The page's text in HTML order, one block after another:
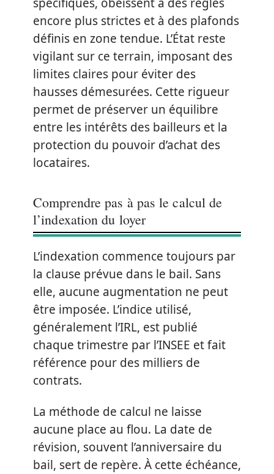
encore plus strictes et à des plafonds
définis en zone tendue. L’État reste
vigilant sur ce terrain, imposant des
limites claires pour éviter des
hausses démesurées. Cette rigueur
permet de préserver un équilibre
entre les intérêts des bailleurs et la
protection du pouvoir d’achat des
locataires.
Comprendre pas à pas le calcul de
l’indexation du loyer
L’indexation commence toujours par
la clause prévue dans le bail. Sans
elle, aucune augmentation ne peut
être imposée. L’indice utilisé,
généralement l’IRL, est publié
chaque trimestre par l’INSEE et fait
référence pour des milliers de
contrats.
La méthode de calcul ne laisse
aucune place au flou. La date de
révision, souvent l’anniversaire du
bail, sert de repère. À cette échéance,